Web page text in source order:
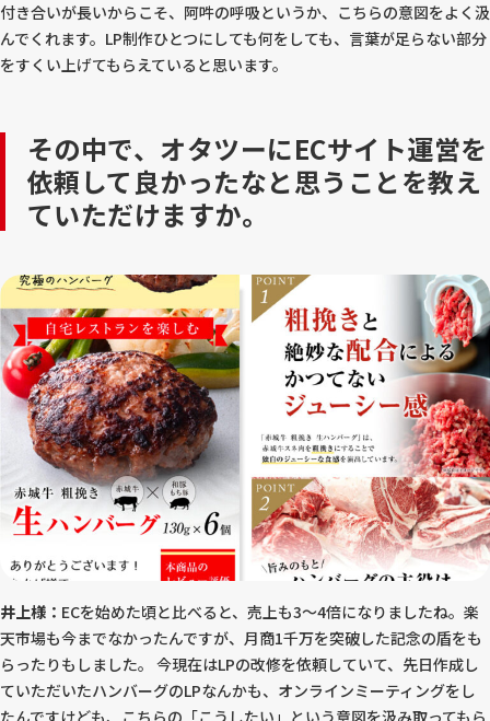
付き合いが長いからこそ、阿吽の呼吸というか、こちらの意図をよく汲
んでくれます。LP制作ひとつにしても何をしても、言葉が足らない部分
をすくい上げてもらえていると思います。
その中で、オタツーにECサイト運営を
依頼して良かったなと思うことを教え
ていただけますか。
井上様： ECを始めた頃と比べると、売上も3～4倍になりましたね。楽
天市場も今までなかったんですが、月商1千万を突破した記念の盾をも
らったりもしました。 今現在はLPの改修を依頼していて、先日作成し
ていただいたハンバーグのLPなんかも、オンラインミーティングをし
たんですけども、こちらの「こうしたい」という意図を汲み取ってもら